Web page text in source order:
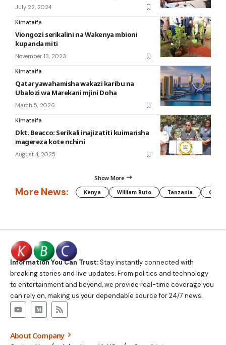
July 22, 2024
Kimataifa
Viongozi serikalini na Wakenya mbioni
kupanda miti
November 13, 2023
Kimataifa
Qatar yawahamisha wakazi karibu na
Ubalozi wa Marekani mjini Doha
March 5, 2026
Kimataifa
Dkt. Beacco: Serikali inajizatiti kuimarisha
magereza kote nchini
August 4, 2025
Show More
More News: Kenya William Ruto Tanzania CAF
Information You Can Trust:Stay instantly connected with
breaking stories and live updates. From politics and technology
to entertainment and beyond, we provide real-time coverage you
can rely on, making us your dependable source for 24/7 news.
About Company